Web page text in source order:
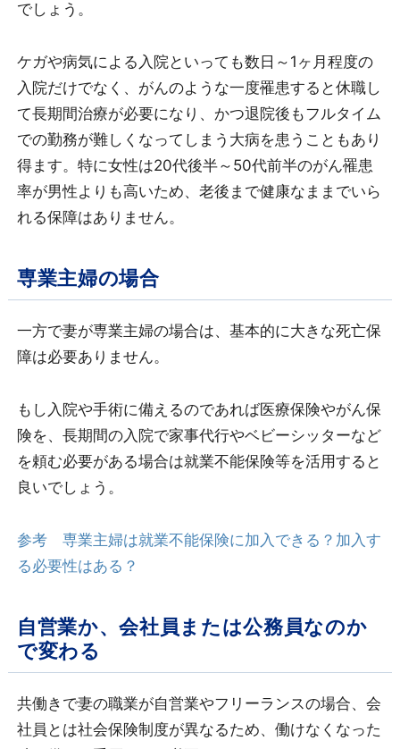
でしょう。
ケガや病気による入院といっても数日～1ヶ月程度の
入院だけでなく、がんのような一度罹患すると休職し
て長期間治療が必要になり、かつ退院後もフルタイム
での勤務が難しくなってしまう大病を患うこともあり
得ます。特に女性は20代後半～50代前半のがん罹患
率が男性よりも高いため、老後まで健康なままでいら
れる保障はありません。
専業主婦の場合
一方で妻が専業主婦の場合は、基本的に大きな死亡保
障は必要ありません。
もし入院や手術に備えるのであれば医療保険やがん保
険を、長期間の入院で家事代行やベビーシッターなど
を頼む必要がある場合は就業不能保険等を活用すると
良いでしょう。
参考 専業主婦は就業不能保険に加入できる？加入す
る必要性はある？
自営業か、会社員または公務員なのか
で変わる
共働きで妻の職業が自営業やフリーランスの場合、会
社員とは社会保険制度が異なるため、働けなくなった